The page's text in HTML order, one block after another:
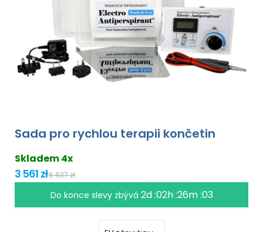
Sada pro rychlou terapii končetin
Skladem 4x
3 561 zł6 637 zł
Do konce slevy zbývá 2d :02h :26m :02